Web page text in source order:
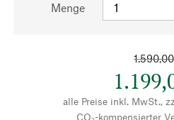
Menge
alle Preise inkl. MwSt.,
CO₂-kompensierter